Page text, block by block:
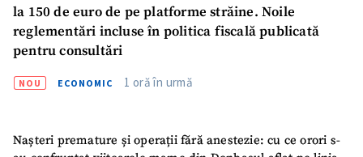
la 150 de euro de pe platforme străine. Noile
reglementări incluse în politica fiscală publicată
pentru consultări
NOU ECONOMIC 1 oră în urmă
Nașteri premature și operații fără anestezie: cu ce orori s-